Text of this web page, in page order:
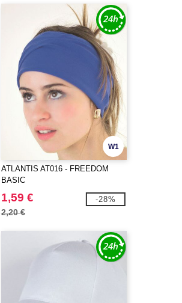
W1
ATLANTIS AT016 - FREEDOM
BASIC
1,59 €
2,20 €
-28%